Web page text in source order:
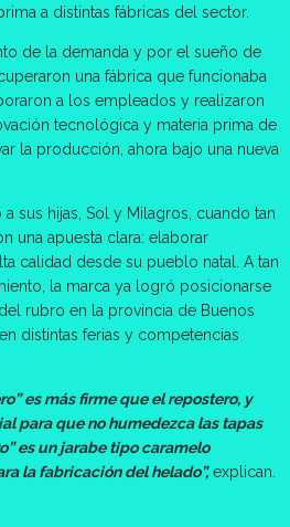
a distintas fábricas del sector.
de la demanda y por el sueño de
una fábrica que funcionaba
a los empleados y realizaron
tecnológica y materia prima de
la producción, ahora bajo una nueva
sus hijas, Sol y Milagros, cuando tan
una apuesta clara: elaborar
calidad desde su pueblo natal. A tan
la marca ya logró posicionarse
rubro en la provincia de Buenos
distintas ferias y competencias
es más firme que el repostero, y
para que no humedezca las tapas
es un jarabe tipo caramelo
la fabricación del helado”,explican.